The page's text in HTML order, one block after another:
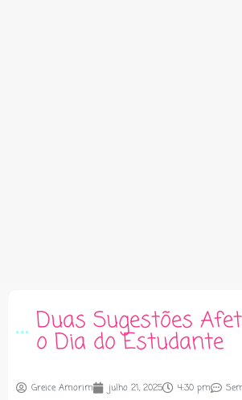
Duas Sugestões
o Dia do Estudante
Greice Amorim julho 21, 2025 4:30 pm